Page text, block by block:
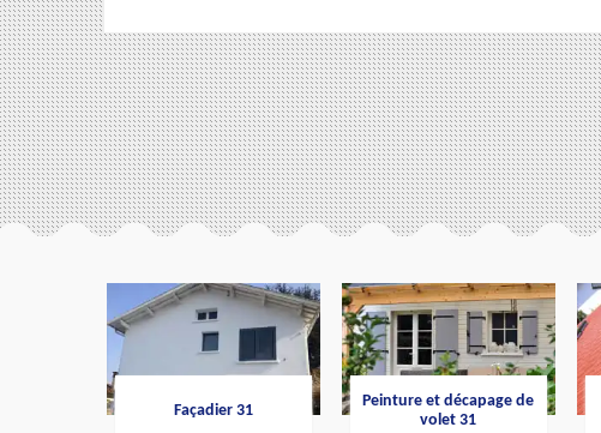
Façadier 31
Peinture et décapage de
volet 31